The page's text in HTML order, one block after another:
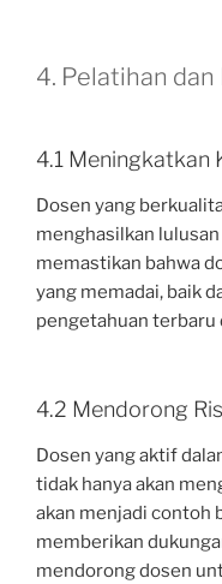
4. Pelatihan
4.1 Meningkatkan
Dosen yang
menghasilkan
memastikan bahwa
yang memadai, baik
pengetahuan terbaru
4.2 Mendorong
Dosen yang aktif
tidak hanya akan
akan menjadi contoh
memberikan
mendorong dosen